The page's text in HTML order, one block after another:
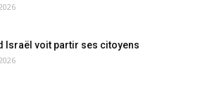
Israël voit partir ses citoyens